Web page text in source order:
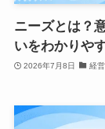
ニーズとは？
いをわかりや
2026年7月8日 経営